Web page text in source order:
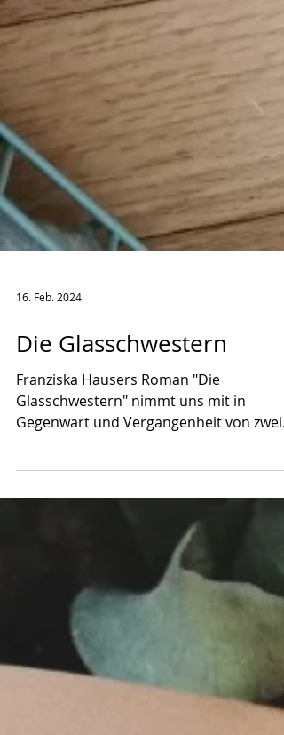
Die Glasschwestern
Franziska Hausers Roman "Die
Glasschwestern" nimmt uns mit in
Gegenwart und Vergangenheit von zwei
ungleichen Schwestern, die in ihrer...